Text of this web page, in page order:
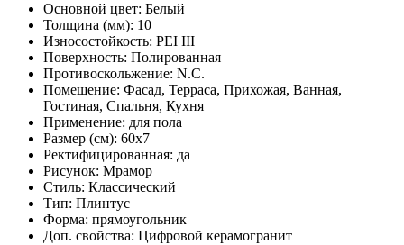
Основной цвет: Белый
Толщина (мм): 10
Износостойкость: PEI III
Поверхность: Полированная
Противоскольжение: N.C.
Помещение: Фасад, Терраса, Прихожая, Ванная,
Гостиная, Спальня, Кухня
Применение: для пола
Размер (см): 60x7
Ректифицированная: да
Рисунок: Мрамор
Стиль: Классический
Тип: Плинтус
Форма: прямоугольник
Доп. свойства: Цифровой керамогранит